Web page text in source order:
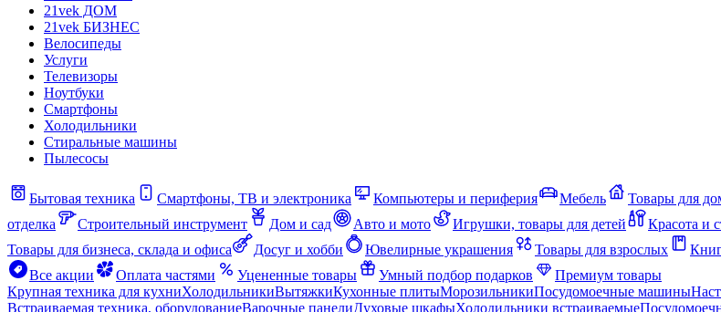
21vek ДОМ
21vek БИЗНЕС
Велосипеды
Услуги
Телевизоры
Ноутбуки
Смартфоны
Холодильники
Стиральные машины
Пылесосы
Бытовая техника Смартфоны, ТВ и электроника Компьютеры и периферия Мебель Товары для
отделка
Строительный инструмент Дом и сад Авто и мото Игрушки, товары для детей Красота и
Товары для бизнеса, склада и офиса
Досуг и хобби Ювелирные украшения Товары для взрослых
Все акции
Оплата частями Уцененные товары Умный подбор подарков
Премиум товары
Крупная техника для кухниХолодильникиВытяжкиКухонные плитыМорозильникиПосудомоечные машины
Встраиваемая техника, оборудованиеВарочные панелиДуховые шкафыХолодильники встраиваемые